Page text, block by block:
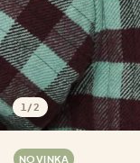
1 /2
NOVINKA